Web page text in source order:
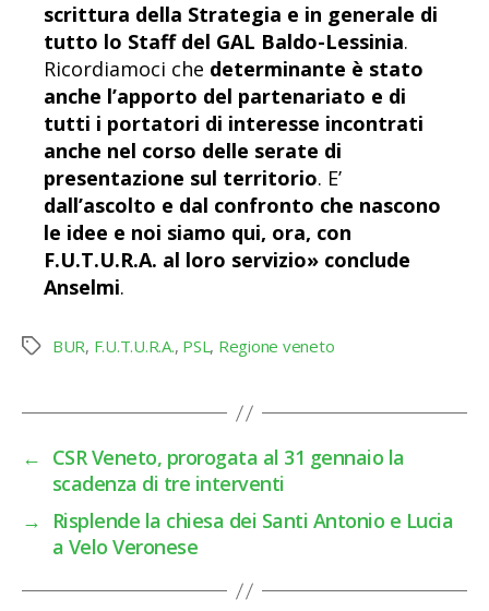
scrittura della Strategia e in generale di
tutto lo Staff del GAL Baldo-Lessinia.
Ricordiamoci che determinante è stato
anche l’apporto del partenariato e di
tutti i portatori di interesse incontrati
anche nel corso delle serate di
presentazione sul territorio. E’
dall’ascolto e dal confronto che nascono
le idee e noi siamo qui, ora, con
F.U.T.U.R.A. al loro servizio» conclude
Anselmi.
Tag BUR, F.U.T.U.R.A., PSL, Regione veneto
← CSR Veneto, prorogata al 31 gennaio la
scadenza di tre interventi
→
Risplende la chiesa dei Santi Antonio e Lucia
a Velo Veronese